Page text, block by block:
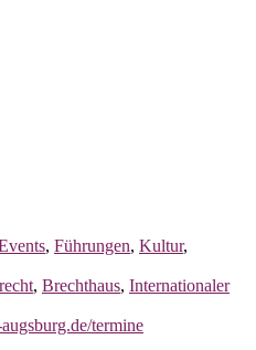
, Führungen, Kultur,
, Brechthaus, Internationaler
termine